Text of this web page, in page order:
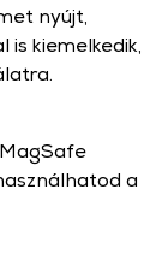
nyújt,
is kiemelkedik,
a